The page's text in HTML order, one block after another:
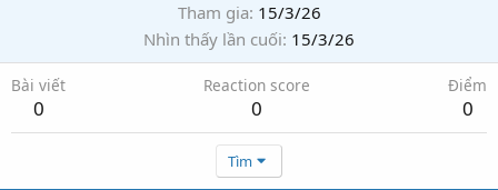
Tham gia 15/3/26
Nhìn thấy lần cuối 15/3/26
Bài viết
0
Reaction score
0
Điểm
0
Tìm